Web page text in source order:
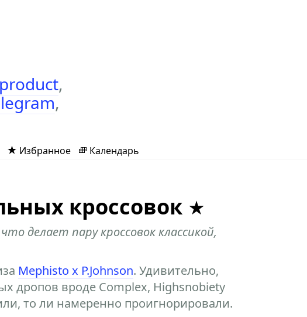
product,
,
Избранное Календарь
кроссовок
делает пару кроссовок классикой,
Mephisto x P.Johnson. Удивительно,
дропов вроде Complex, Highsnobiety
то ли намеренно проигнорировали.